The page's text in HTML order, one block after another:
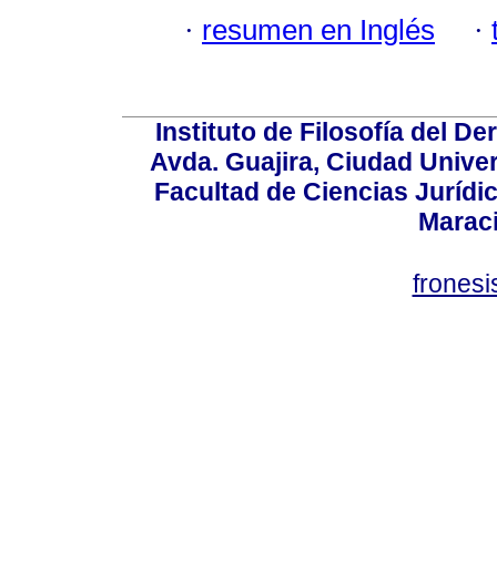
· resumen en Inglés ·
Instituto de Filosofía del
Avda. Guajira, Ciudad
Facultad de Ciencias